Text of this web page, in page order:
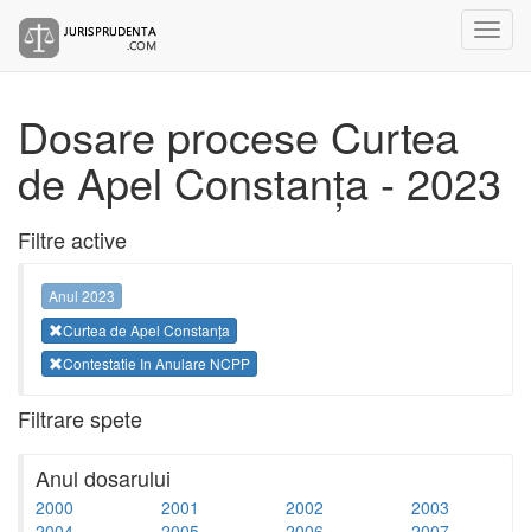
Dosare procese Curtea
de Apel Constanța - 2023
Filtre active
Anul 2023
Curtea de Apel Constanța
Contestatie In Anulare NCPP
Filtrare spete
Anul dosarului
2000 2001 2002
2003